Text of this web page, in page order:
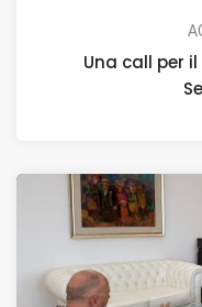
Una call per